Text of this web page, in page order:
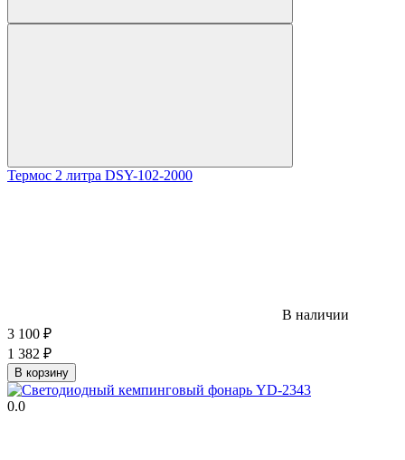
Термос 2 литра DSY-102-2000
В наличии
3 100 ₽
1 382 ₽
В корзину
0.0